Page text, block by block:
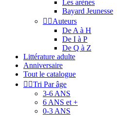
Les arènes
Bayard Jeunesse
 Auteurs
De A à H
De I à P
De Q à Z
Littérature adulte
Anniversaire
Tout le catalogue
 Tri Par âge
3-6 ANS
6 ANS et +
0-3 ANS